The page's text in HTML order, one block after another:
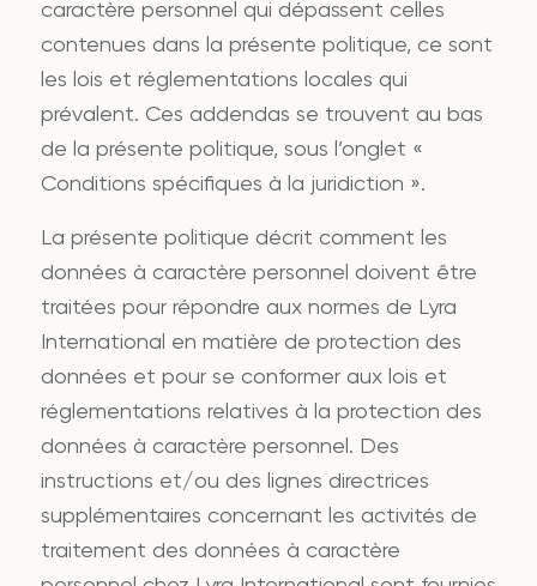
caractère personnel qui dépassent celles
contenues dans la présente politique, ce sont
les lois et réglementations locales qui
prévalent. Ces addendas se trouvent au bas
de la présente politique, sous l’onglet «
Conditions spécifiques à la juridiction ».
La présente politique décrit comment les
données à caractère personnel doivent être
traitées pour répondre aux normes de Lyra
International en matière de protection des
données et pour se conformer aux lois et
réglementations relatives à la protection des
données à caractère personnel. Des
instructions et/ou des lignes directrices
supplémentaires concernant les activités de
traitement des données à caractère